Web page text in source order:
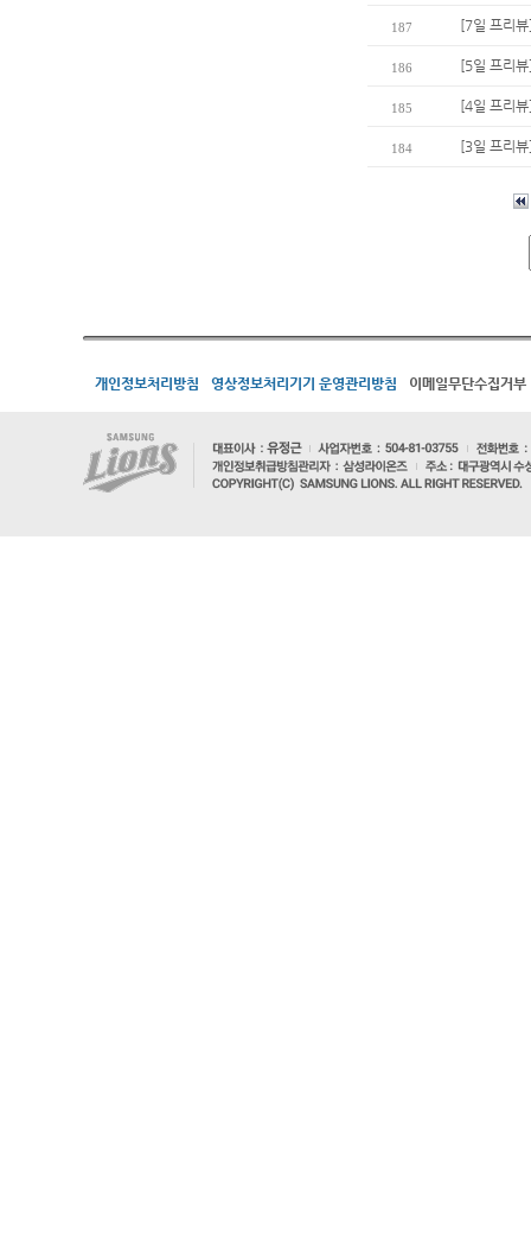
187 [7일 프리
186 [5일 프리
185 [4일 프리
184 [3일 프리
개인정보처리방침 영상정보처리기기 운영관리방침 이메일무단수집거부